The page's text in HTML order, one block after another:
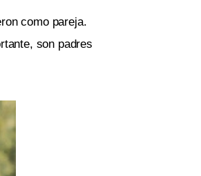
como pareja.
son padres